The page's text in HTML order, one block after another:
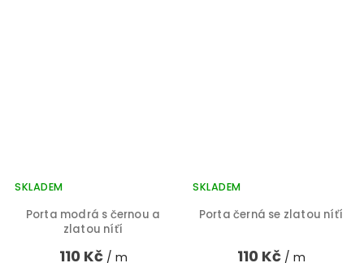
Porta modrá s černou a
zlatou níťí
SKLADEM
110 Kč / m
Porta černá se zlatou níťí
SKLADEM
110 Kč / m